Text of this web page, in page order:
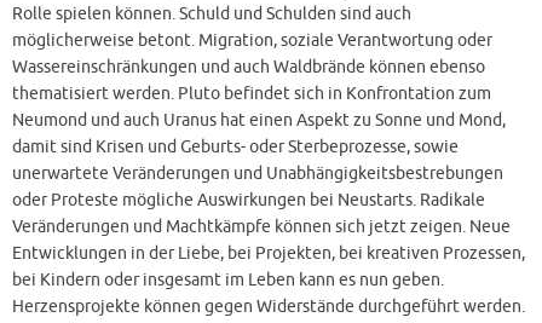
Rolle spielen können. Schuld und Schulden sind auch
möglicherweise betont. Migration, soziale Verantwortung oder
Wassereinschränkungen und auch Waldbrände können ebenso
thematisiert werden. Pluto befindet sich in Konfrontation zum
Neumond und auch Uranus hat einen Aspekt zu Sonne und Mond,
damit sind Krisen und Geburts- oder Sterbeprozesse, sowie
unerwartete Veränderungen und Unabhängigkeitsbestrebungen
oder Proteste mögliche Auswirkungen bei Neustarts. Radikale
Veränderungen und Machtkämpfe können sich jetzt zeigen. Neue
Entwicklungen in der Liebe, bei Projekten, bei kreativen Prozessen,
bei Kindern oder insgesamt im Leben kann es nun geben.
Herzensprojekte können gegen Widerstände durchgeführt werden.